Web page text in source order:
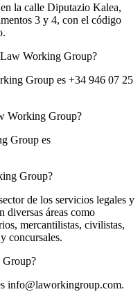
la calle Diputazio Kalea,
3 y 4, con el código
Working Group?
Group es +34 946 07 25
Working Group?
Group es
Group?
de los servicios legales y
diversas áreas como
mercantilistas, civilistas,
concursales.
Group?
info@laworkingroup.com.